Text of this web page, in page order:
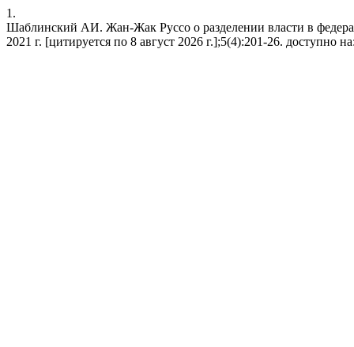
1.
Шаблинский АИ. Жан-Жак Руссо о разделении власти в
2021 г. [цитируется по 8 август 2026 г.];5(4):201-26. доступно